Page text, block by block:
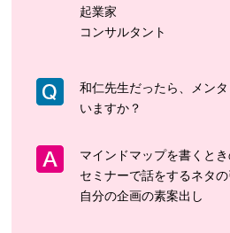
起業家
コンサルタント
和仁先生だったら、メン
いますか？
マインドマップを書くと
セミナーで話をするネタ
自分の企画の素案出し